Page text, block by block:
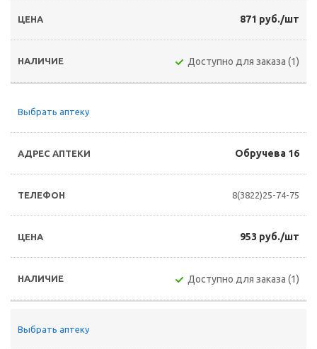
871 руб./шт
Доступно для заказа (1)
Выбрать аптеку
Обручева 16
8(3822)25-74-75
953 руб./шт
Доступно для заказа (1)
Выбрать аптеку